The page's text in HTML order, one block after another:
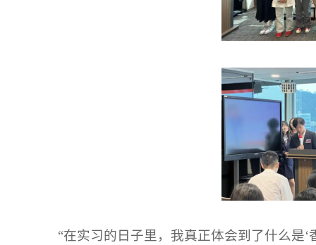
“在实习的日子里，我真正体会到了什么是‘